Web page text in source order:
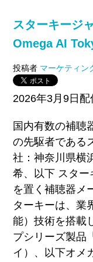
スターキージ
Omega AI
投稿者 マーケティン
2026年3月9日配
国内有数の補聴
の先駆者である
社：神奈川県横
希、以下 スター
を置く補聴器メ
ターキーは、業
能）技術を搭載
プシリーズ製品
イ）、以下オメ